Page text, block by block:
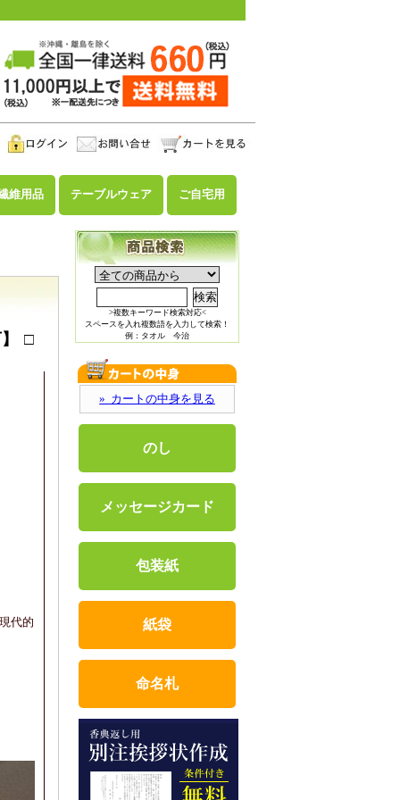
維用品 テーブルウェア ご自宅用
】 □
代的
>複数キーワード検索対応<
スペースを入れ複数語を入力して検索！
例：タオル 今治
» カートの中身を見る
のし
メッセージカード
包装紙
紙袋
命名札